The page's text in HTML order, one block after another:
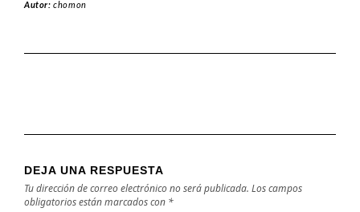
Autor:chomon
DEJA UNA RESPUESTA
Tu dirección de correo electrónico no será publicada. Los campos
obligatorios están marcados con *